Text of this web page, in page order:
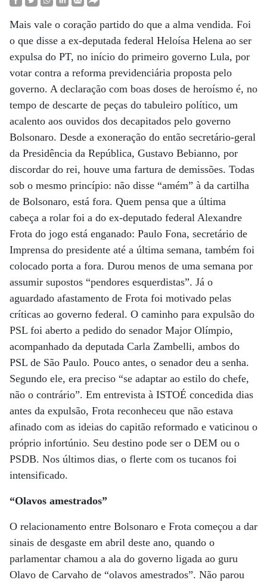
Mais vale o coração partido do que a alma vendida. Foi
o que disse a ex-deputada federal Heloísa Helena ao ser
expulsa do PT, no início do primeiro governo Lula, por
votar contra a reforma previdenciária proposta pelo
governo. A declaração com boas doses de heroísmo é, no
tempo de descarte de peças do tabuleiro político, um
acalento aos ouvidos dos decapitados pelo governo
Bolsonaro. Desde a exoneração do então secretário-geral
da Presidência da República, Gustavo Bebianno, por
discordar do rei, houve uma fartura de demissões. Todas
sob o mesmo princípio: não disse “amém” à da cartilha
de Bolsonaro, está fora. Quem pensa que a última
cabeça a rolar foi a do ex-deputado federal Alexandre
Frota do jogo está enganado: Paulo Fona, secretário de
Imprensa do presidente até a última semana, também foi
colocado porta a fora. Durou menos de uma semana por
assumir supostos “pendores esquerdistas”. Já o
aguardado afastamento de Frota foi motivado pelas
críticas ao governo federal. O caminho para expulsão do
PSL foi aberto a pedido do senador Major Olímpio,
acompanhado da deputada Carla Zambelli, ambos do
PSL de São Paulo. Pouco antes, o senador deu a senha.
Segundo ele, era preciso “se adaptar ao estilo do chefe,
não o contrário”. Em entrevista à ISTOÉ concedida dias
antes da expulsão, Frota reconheceu que não estava
afinado com as ideias do capitão reformado e vaticinou o
próprio infortúnio. Seu destino pode ser o DEM ou o
PSDB. Nos últimos dias, o flerte com os tucanos foi
intensificado.
“Olavos amestrados”
O relacionamento entre Bolsonaro e Frota começou a dar
sinais de desgaste em abril deste ano, quando o
parlamentar chamou a ala do governo ligada ao guru
Olavo de Carvaho de “olavos amestrados”. Não parou